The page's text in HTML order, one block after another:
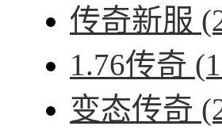
传奇新服
1.76传奇
变态传奇